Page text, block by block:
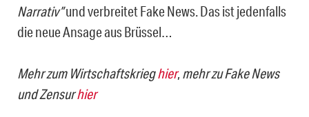
Narrativ”und verbreitet Fake News. Das ist jedenfalls
die neue Ansage aus Brüssel…
Mehr zum Wirtschaftskrieghier, mehr zu Fake News
und Zensurhier